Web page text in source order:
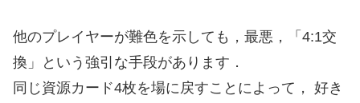
他のプレイヤーが難色を示しても，最悪，「4:1交
換」という強引な手段があります．
同じ資源カード4枚を場に戻すことによって， 好き